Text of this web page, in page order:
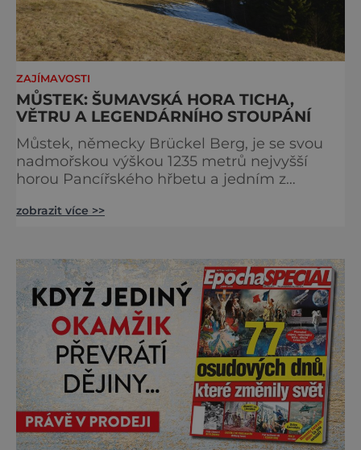
ZAJÍMAVOSTI
MŮSTEK: ŠUMAVSKÁ HORA TICHA,
VĚTRU A LEGENDÁRNÍHO STOUPÁNÍ
Můstek, německy Brückel Berg, je se svou
nadmořskou výškou 1235 metrů nejvyšší
horou Pancířského hřbetu a jedním z
Šumavy. Přestože nestojí v centru hlavních
Můstek si dodnes uchovává syrový horský
charakter, klid a zvláštní atmosféru
šumavských hřebenů, kde se střídá hustý les
zobrazit více >>